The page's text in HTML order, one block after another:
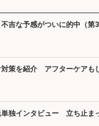
吉な予感がついに的中（第
策を紹介 アフターケアも
単独インタビュー 立ち止ま